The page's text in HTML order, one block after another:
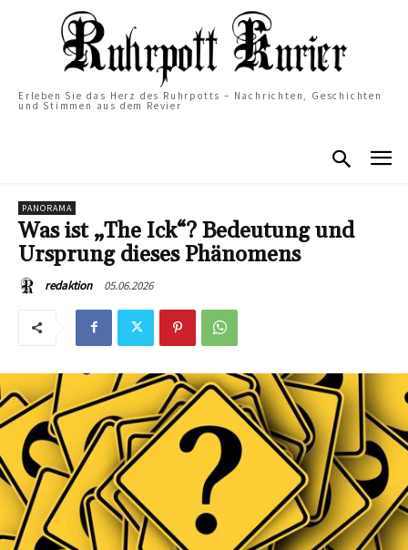
Erleben Sie das Herz des Ruhrpotts – Nachrichten, Geschichten
und Stimmen aus dem Revier
PANORAMA
Was ist „The Ick“? Bedeutung und
Ursprung dieses Phänomens
redaktion 05.06.2026